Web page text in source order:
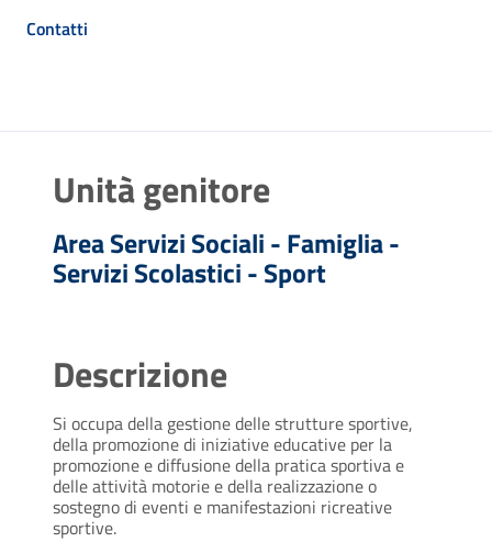
Contatti
Unità genitore
Area Servizi Sociali - Famiglia -
Servizi Scolastici - Sport
Descrizione
Si occupa della gestione delle strutture sportive,
della promozione di iniziative educative per la
promozione e diffusione della pratica sportiva e
delle attività motorie e della realizzazione o
sostegno di eventi e manifestazioni ricreative
sportive.